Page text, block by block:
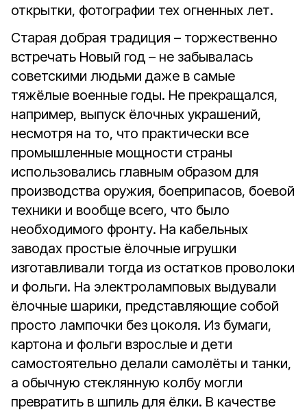
открытки, фотографии тех огненных лет.
Старая добрая традиция – торжественно
встречать Новый год – не забывалась
советскими людьми даже в самые
тяжёлые военные годы. Не прекращался,
например, выпуск ёлочных украшений,
несмотря на то, что практически все
промышленные мощности страны
использовались главным образом для
производства оружия, боеприпасов, боевой
техники и вообще всего, что было
необходимого фронту. На кабельных
заводах простые ёлочные игрушки
изготавливали тогда из остатков проволоки
и фольги. На электроламповых выдували
ёлочные шарики, представляющие собой
просто лампочки без цоколя. Из бумаги,
картона и фольги взрослые и дети
самостоятельно делали самолёты и танки,
а обычную стеклянную колбу могли
превратить в шпиль для ёлки. В качестве